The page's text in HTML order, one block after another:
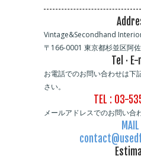
Vintage&Secondhand
〒166-0001 東京都杉並区阿
Tel · E-
お電話でのお問い合わせは下
さい。
TEL : 03-
メールアドレスでのお問い合